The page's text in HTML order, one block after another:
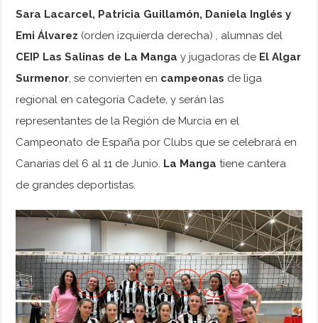
Sara Lacarcel, Patricia Guillamón, Daniela Inglés y
Emi Álvarez (orden izquierda derecha) , alumnas del
CEIP Las Salinas de La Manga y jugadoras de El Algar
Surmenor, se convierten en campeonas de liga
regional en categoría Cadete, y serán las
representantes de la Región de Murcia en el
Campeonato de España por Clubs que se celebrará en
Canarias del 6 al 11 de Junio. La Manga tiene cantera
de grandes deportistas.